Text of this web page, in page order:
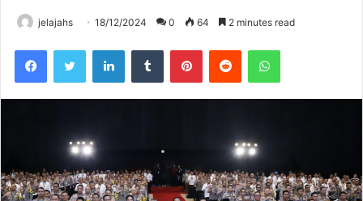
jelajahs 18/12/2024 0 64 2 minutes read